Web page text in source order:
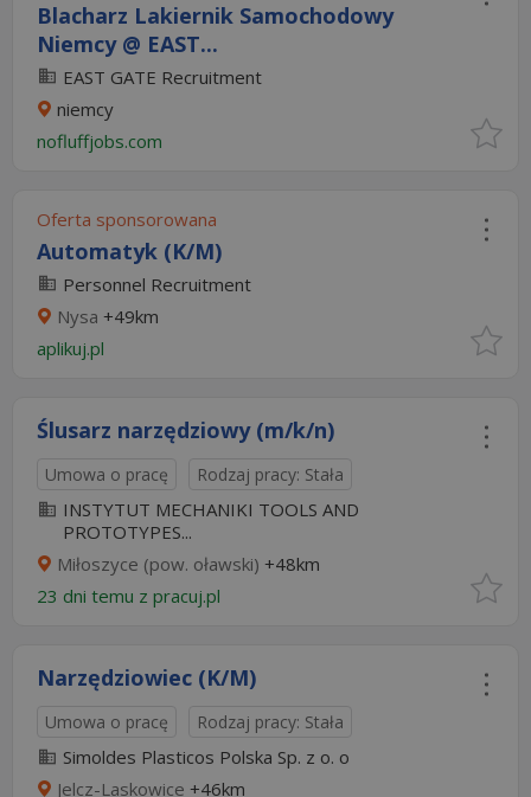
Blacharz Lakiernik Samochodowy
Niemcy @ EAST...
EAST GATE Recruitment
niemcy
nofluffjobs.com
Oferta sponsorowana
Automatyk (K/M)
Personnel Recruitment
Nysa +49km
aplikuj.pl
Ślusarz narzędziowy (m/k/n)
Umowa o pracę Rodzaj pracy: Stała
INSTYTUT MECHANIKI TOOLS AND
PROTOTYPES...
Miłoszyce (pow. oławski) +48km
23 dni temu z pracuj.pl
Narzędziowiec (K/M)
Umowa o pracę Rodzaj pracy: Stała
Simoldes Plasticos Polska Sp. z o. o
Jelcz-Laskowice +46km